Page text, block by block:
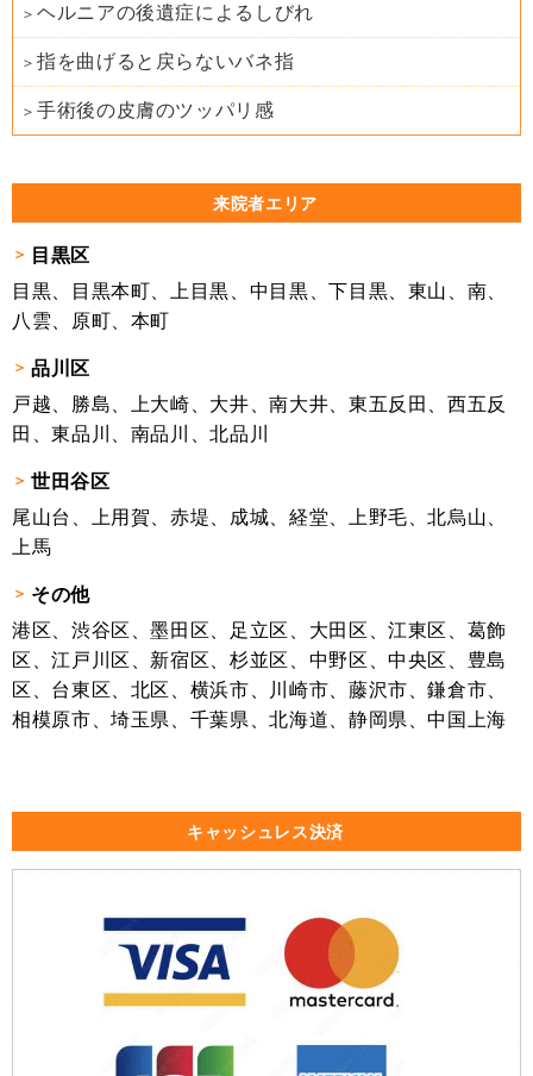
ヘルニアの後遺症によるしびれ
指を曲げると戻らないバネ指
手術後の皮膚のツッパリ感
来院者エリア
目黒区
目黒、目黒本町、上目黒、中目黒、下目黒、東山、南、
八雲、原町、本町
品川区
戸越、勝島、上大崎、大井、南大井、東五反田、西五反
田、東品川、南品川、北品川
世田谷区
尾山台、上用賀、赤堤、成城、経堂、上野毛、北烏山、
上馬
その他
港区、渋谷区、墨田区、足立区、大田区、江東区、葛飾
区、江戸川区、新宿区、杉並区、中野区、中央区、豊島
区、台東区、北区、横浜市、川崎市、藤沢市、鎌倉市、
相模原市、埼玉県、千葉県、北海道、静岡県、中国上海
キャッシュレス決済